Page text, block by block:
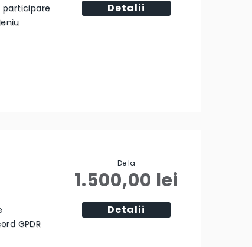
participare
Detalii
GPDR
De la
1.500,00 lei
Detalii